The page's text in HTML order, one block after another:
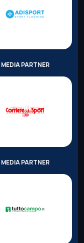
MEDIA PARTNER
MEDIA PARTNER